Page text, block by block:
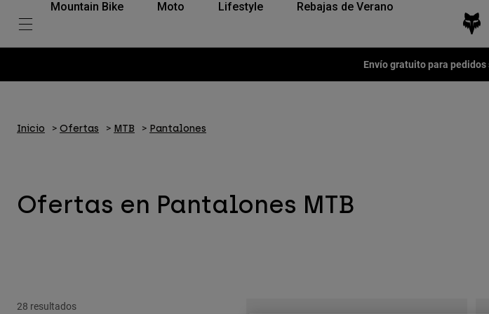
Mountain Bike Moto Lifestyle Rebajas de Verano
Envío gratuito para
Inicio Ofertas MTB Pantalones
Ofertas en Pantalones MTB
28 resultados